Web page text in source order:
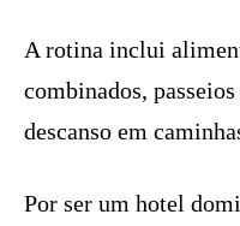
A rotina inclui
combinados,
descanso em
Por ser um hotel